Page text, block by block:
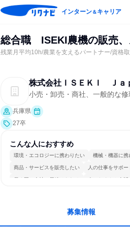
インターン＆キャリア
総合職 ISEKI農機の販売、
残業月平均10h/農業を支えるパートナー/資格
株式会社ＩＳＥＫＩ Ｊａ
小売・卸売・商社、一般的な
兵庫県
27卒
こんな人におすすめ
環境・エコロジーに携わりたい 機械・機器に携
商品・サービスを販売したい 人の仕事をサポー
長く同じ会社に居続けられる 人とたくさん会話
募集情報